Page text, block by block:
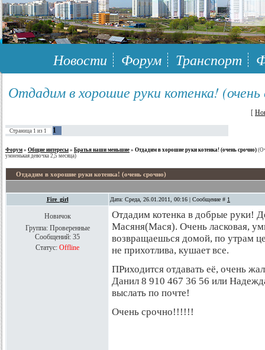
117148, г.Москва, ЮЗАО, муниципальный район Южное Бутово
Новости Форум Транспорт
Отдадим в хорошие руки котенка!
[
Страница 1 из 1 1
Форум » Общие интересы » Братья наши меньшие » Отдадим в хорошие руки котенка! (очень срочно)
умненькая девочка 2,5 месяца)
Отдадим в хорошие руки котенка! (очень срочно)
Fire_girl Дата: Среда, 26.01.2011, 00:16 | Сообщение # 1
Новичок
Группа: Проверенные
Сообщений: 35
Статус: Offline
Отдадим котенка в добрые руки!
Масяня(Мася). Очень ласковая,
возвращаешься домой, по утрам
не прихотлива, кушает все.
ПРиходится отдавать её, очень
Данил 8 910 467 36 56 или
выслать по почте!
Очень срочно!!!!!!